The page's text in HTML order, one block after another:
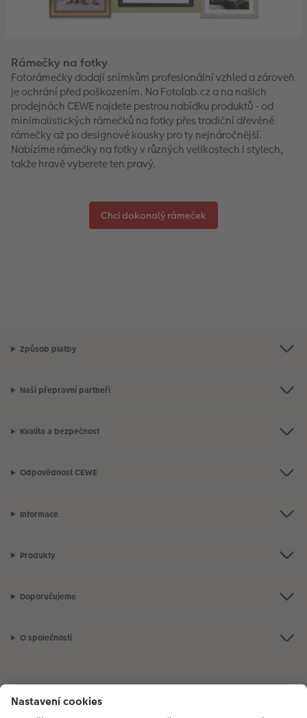
Rámečky na fotky
Fotorámečky dodají snímkům profesionální vzhled a zároveň
je ochrání před poškozením. Na Fotolab.cz a na našich
prodejnách CEWE najdete pestrou nabídku produktů - od
minimalistických rámečků na fotky přes tradiční dřevěné
rámečky až po designové kousky pro ty nejnáročnější.
Nabízíme rámečky na fotky v různých velikostech i stylech,
takže hravě vyberete ten pravý.
Chci dokonalý rámeček
Způsob platby
Naši přepravní partneři
Kvalita a bezpečnost
Odpovědnost CEWE
Informace
Produkty
Doporučujeme
O společnosti